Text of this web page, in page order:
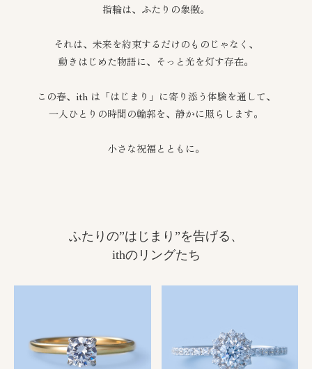
指輪は、ふたりの象徴。
それは、未来を約束するだけのものじゃなく、
動きはじめた物語に、そっと光を灯す存在。
この春、ith は「はじまり」に寄り添う体験を通して、
一人ひとりの時間の輪郭を、静かに照らします。
小さな祝福とともに。
ふたりの”はじまり”を告げる、
ithのリングたち